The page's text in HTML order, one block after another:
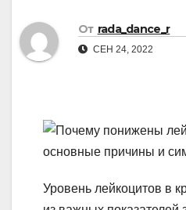
От rada_dance_r
СЕН 24, 2022
Уровень лейкоцитов в